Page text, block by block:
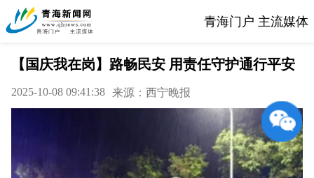
青海门户 主流媒体
【国庆我在岗】路畅民安 用责任守护通行平安
2025-10-08 09:41:38 来源：西宁晚报